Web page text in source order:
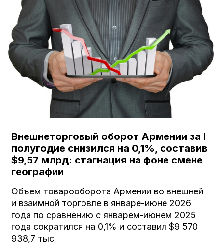
Внешнеторговый оборот Армении за I
полугодие снизился на 0,1%, составив
$9,57 млрд: стагнация на фоне смене
географии
Объем товарооборота Армении во внешней
и взаимной торговле в январе-июне 2026
года по сравнению с январем-июнем 2025
года сократился на 0,1% и составил $9 570
938,7 тыс.